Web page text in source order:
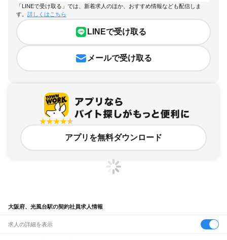
「LINEで受け取る」では、新着求人のほか、おすすめ情報なども配信しま
す。 詳しくはこちら
LINEで受け取る
メールで受け取る
アプリを無料ダウンロード
大阪府、光風台駅の契約社員求人情報
求人の詳細を表示